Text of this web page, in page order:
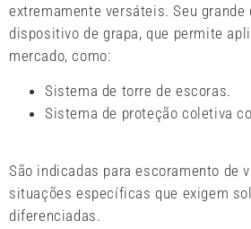
extremamente versáteis. Seu
dispositivo de grapa, que permite
mercado, como:
Sistema de torre de escoras.
Sistema de proteção coletiva
São indicadas para escoramento de
situações específicas que exigem
diferenciadas.